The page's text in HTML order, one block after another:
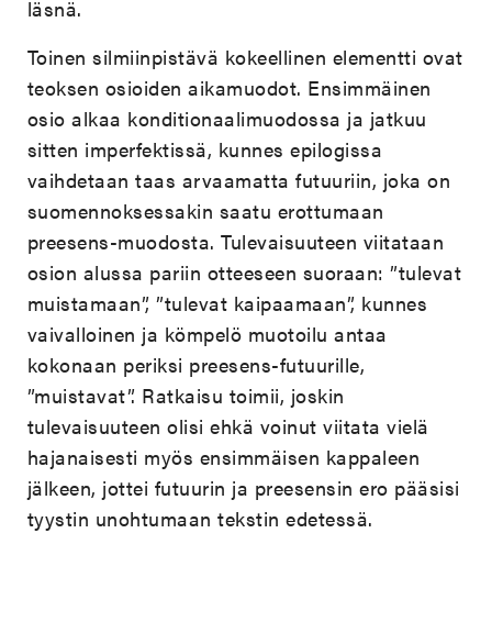
läsnä.
Toinen silmiinpistävä kokeellinen elementti ovat
teoksen osioiden aikamuodot. Ensimmäinen
osio alkaa konditionaalimuodossa ja jatkuu
sitten imperfektissä, kunnes epilogissa
vaihdetaan taas arvaamatta futuuriin, joka on
suomennoksessakin saatu erottumaan
preesens-muodosta. Tulevaisuuteen viitataan
osion alussa pariin otteeseen suoraan: ”tulevat
muistamaan”, ”tulevat kaipaamaan”, kunnes
vaivalloinen ja kömpelö muotoilu antaa
kokonaan periksi preesens-futuurille,
”muistavat”. Ratkaisu toimii, joskin
tulevaisuuteen olisi ehkä voinut viitata vielä
hajanaisesti myös ensimmäisen kappaleen
jälkeen, jottei futuurin ja preesensin ero pääsisi
tyystin unohtumaan tekstin edetessä.